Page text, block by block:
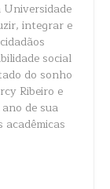
integrar e
social
do sonho
Ribeiro e
de sua